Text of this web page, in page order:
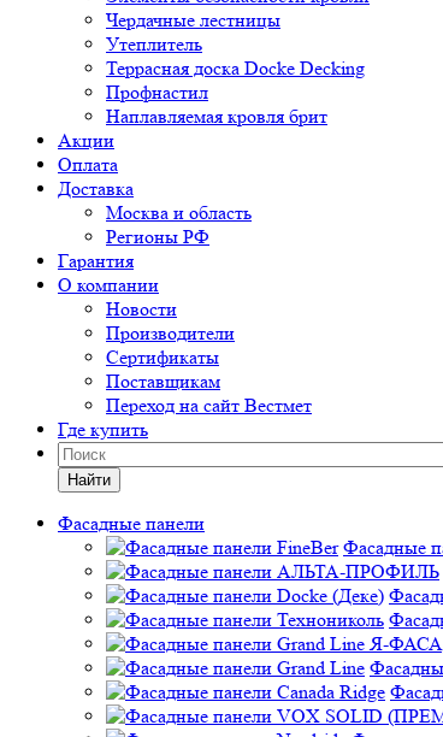
Чердачные лестницы
Утеплитель
Террасная доска Docke Decking
Профнастил
Наплавляемая кровля брит
Акции
Оплата
Доставка
Москва и область
Регионы РФ
Гарантия
О компании
Новости
Производители
Сертификаты
Поставщикам
Переход на сайт Вестмет
Где купить
Найти
Фасадные панели
Фасадные